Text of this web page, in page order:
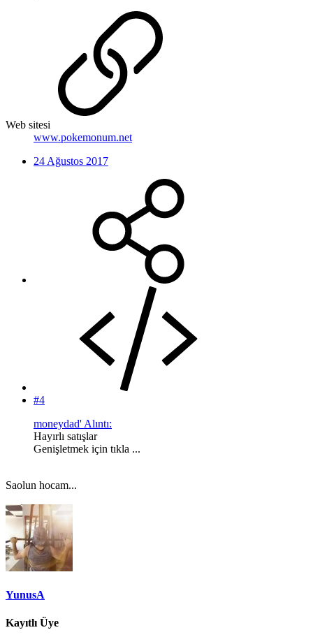
Web sitesi
www.pokemonum.net
24 Ağustos 2017
#4
moneydad' Alıntı:
Hayırlı satışlar
Genişletmek için tıkla ...
Saolun hocam...
YunusA
Kayıtlı Üye